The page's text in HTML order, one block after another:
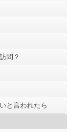
問？
と言われたら